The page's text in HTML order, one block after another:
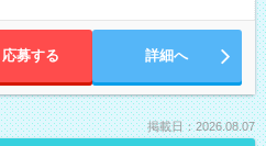
応募する 詳細へ
掲載日：2026.08.07